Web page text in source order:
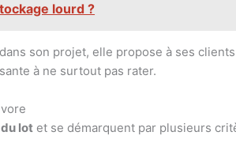
lourd ?
son projet, elle propose à ses
à ne surtout pas rater.
lot et se démarquent par plusieurs